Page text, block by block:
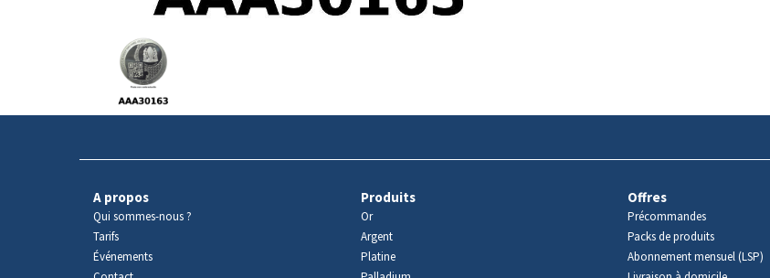
produit
A propos
Qui sommes-nous ?
Tarifs
Événements
Produits
Or
Argent
Platine
Offres
Précommandes
Packs de produits
Abonnement mensuel (LSP)